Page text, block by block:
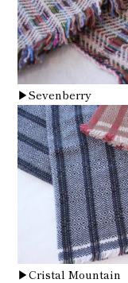
▶Sevenberry
▶Cristal Mountain